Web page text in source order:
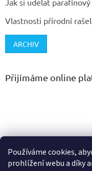
Používáme cookies,
prohlížení webu a díky
Jak si udělat parafínový
Vlastnosti přírodní
ARCHIV
Přijímáme online